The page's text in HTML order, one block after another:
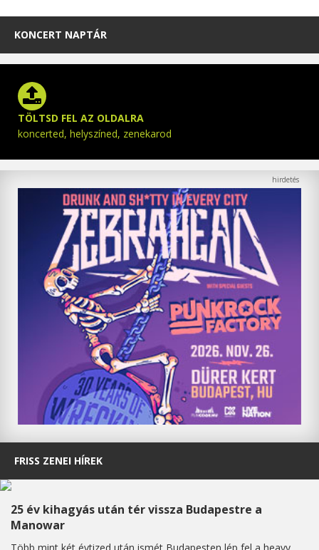
KONCERT NAPTÁR
TÖLTSD FEL AZ OLDALRA
koncerted, helyszíned, zenekarod
FRISS ZENEI HÍREK
25 év kihagyás után tér vissza Budapestre a
Manowar